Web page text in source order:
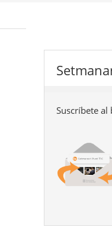
Suscríbete al